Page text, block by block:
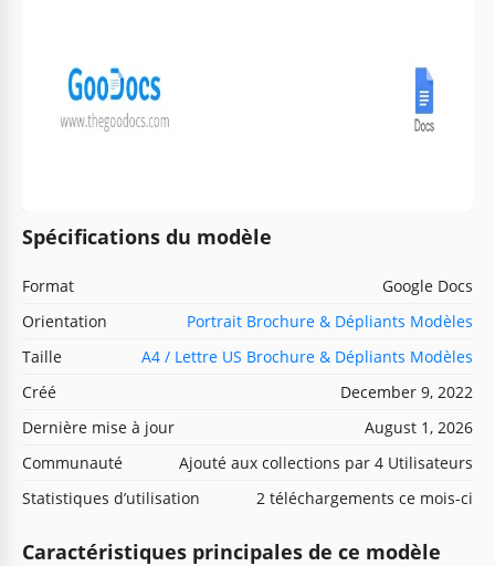
Spécifications du modèle
Format
Google Docs
Orientation
Portrait Brochure & Dépliants Modèles
Taille
A4 / Lettre US Brochure & Dépliants Modèles
Créé
December 9, 2022
Dernière mise à jour
August 1, 2026
Communauté
Ajouté aux collections par 4 Utilisateurs
Statistiques d’utilisation
2 téléchargements ce mois-ci
Caractéristiques principales de ce modèle